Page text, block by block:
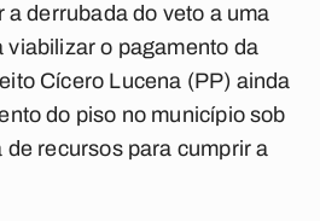
a derrubada do veto a uma
viabilizar o pagamento da
Cícero Lucena (PP) ainda
do piso no município sob
recursos para cumprir a